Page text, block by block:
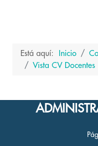
Está aquí: Inicio
Vista CV Docentes